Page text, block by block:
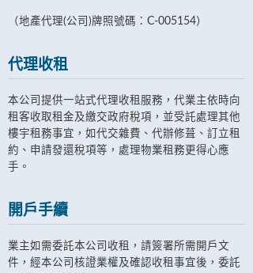
（地產代理(公司)牌照號碼：C-005154）
代理收租
本公司提供一站式代理收租服務，代業主依時向
租客收取租金及繳交政府稅項，並受託處理其他
樓宇租務事宜，如代交雜費、代辦修葺、訂立租
約、申請發還稅項等，處理物業租務更得心應
手。
開戶手續
業主如需委託本公司收租，請簽署所需開戶文
件，經本公司核證業權及確認收租事宜後，委託